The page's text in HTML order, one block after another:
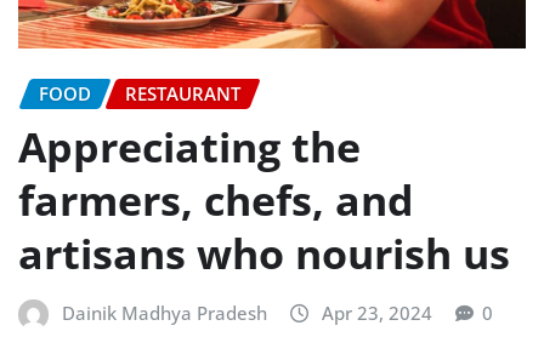
FOOD RESTAURANT
Appreciating the
farmers, chefs, and
artisans who nourish us
Dainik Madhya Pradesh Apr 23, 2024 0